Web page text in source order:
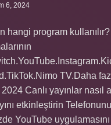
6, 2024
hangi program kullanılır?
TV.Daha
Canlı yayınlar nasıl
etkinleştirin
YouTube uygulamasını